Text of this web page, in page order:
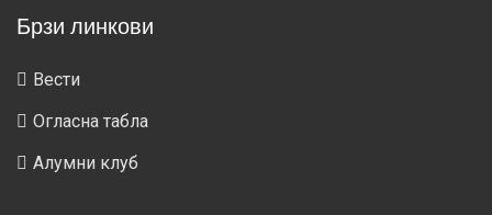
Брзи линкови
Вести
Огласна табла
Алумни клуб